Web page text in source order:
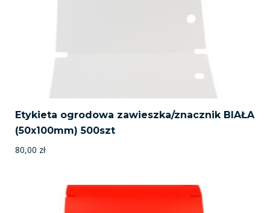
Etykieta ogrodowa zawieszka/znacznik BIAŁA
(50x100mm) 500szt
80,00 zł